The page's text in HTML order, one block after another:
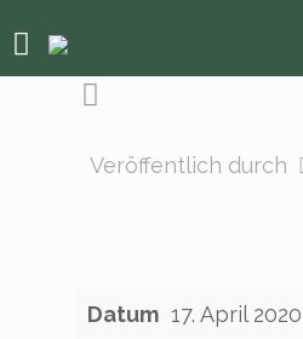
Veröffentlich durch
Datum 17. April 2020